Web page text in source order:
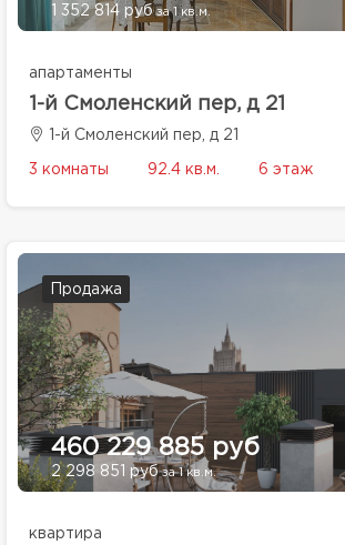
1 352 814 рубза 1 кв.м.
апартаменты
1-й Смоленский пер, д 21
1-й Смоленский пер, д 21
3 комнаты 92.4 кв.м. 6 этаж
Продажа
460 229 885 руб
2 298 851 рубза 1 кв.м.
квартира